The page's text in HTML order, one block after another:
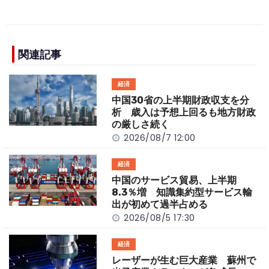
e
b
o
o
k
n
k
関連記事
経済
中国30省の上半期財政収支を分
析 歳入は予想上回るも地方財政
の厳しさ続く
2026/08/7 12:00
経済
中国のサービス貿易、上半期
8.3％増 知識集約型サービス輸
出が初めて過半占める
2026/08/5 17:30
経済
レーザーが生む巨大産業 蘇州で